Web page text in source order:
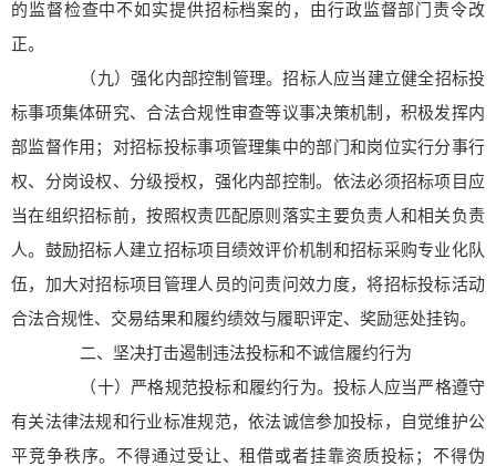
的监督检查中不如实提供招标档案的，由行政监督部门责令改
正。
（九）强化内部控制管理。招标人应当建立健全招标投
标事项集体研究、合法合规性审查等议事决策机制，积极发挥内
部监督作用；对招标投标事项管理集中的部门和岗位实行分事行
权、分岗设权、分级授权，强化内部控制。依法必须招标项目应
当在组织招标前，按照权责匹配原则落实主要负责人和相关负责
人。鼓励招标人建立招标项目绩效评价机制和招标采购专业化队
伍，加大对招标项目管理人员的问责问效力度，将招标投标活动
合法合规性、交易结果和履约绩效与履职评定、奖励惩处挂钩。
二、坚决打击遏制违法投标和不诚信履约行为
（十）严格规范投标和履约行为。投标人应当严格遵守
有关法律法规和行业标准规范，依法诚信参加投标，自觉维护公
平竞争秩序。不得通过受让、租借或者挂靠资质投标；不得伪